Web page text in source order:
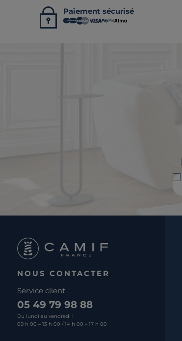
Paiement sécurisé
NOUS CONTACTER
Service client :
05 49 79 98 88
Du lundi au vendredi :
09 h 00 – 13 h 00 / 14 h 00 – 17 h 00